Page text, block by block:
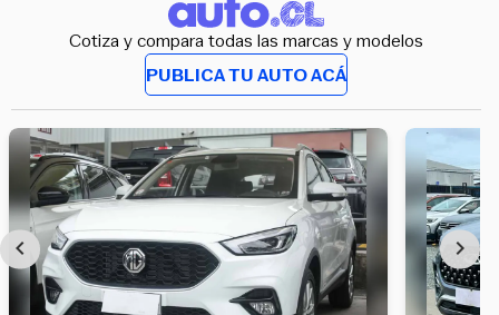
Cotiza y compara todas las marcas y modelos
PUBLICA TU AUTO ACÁ